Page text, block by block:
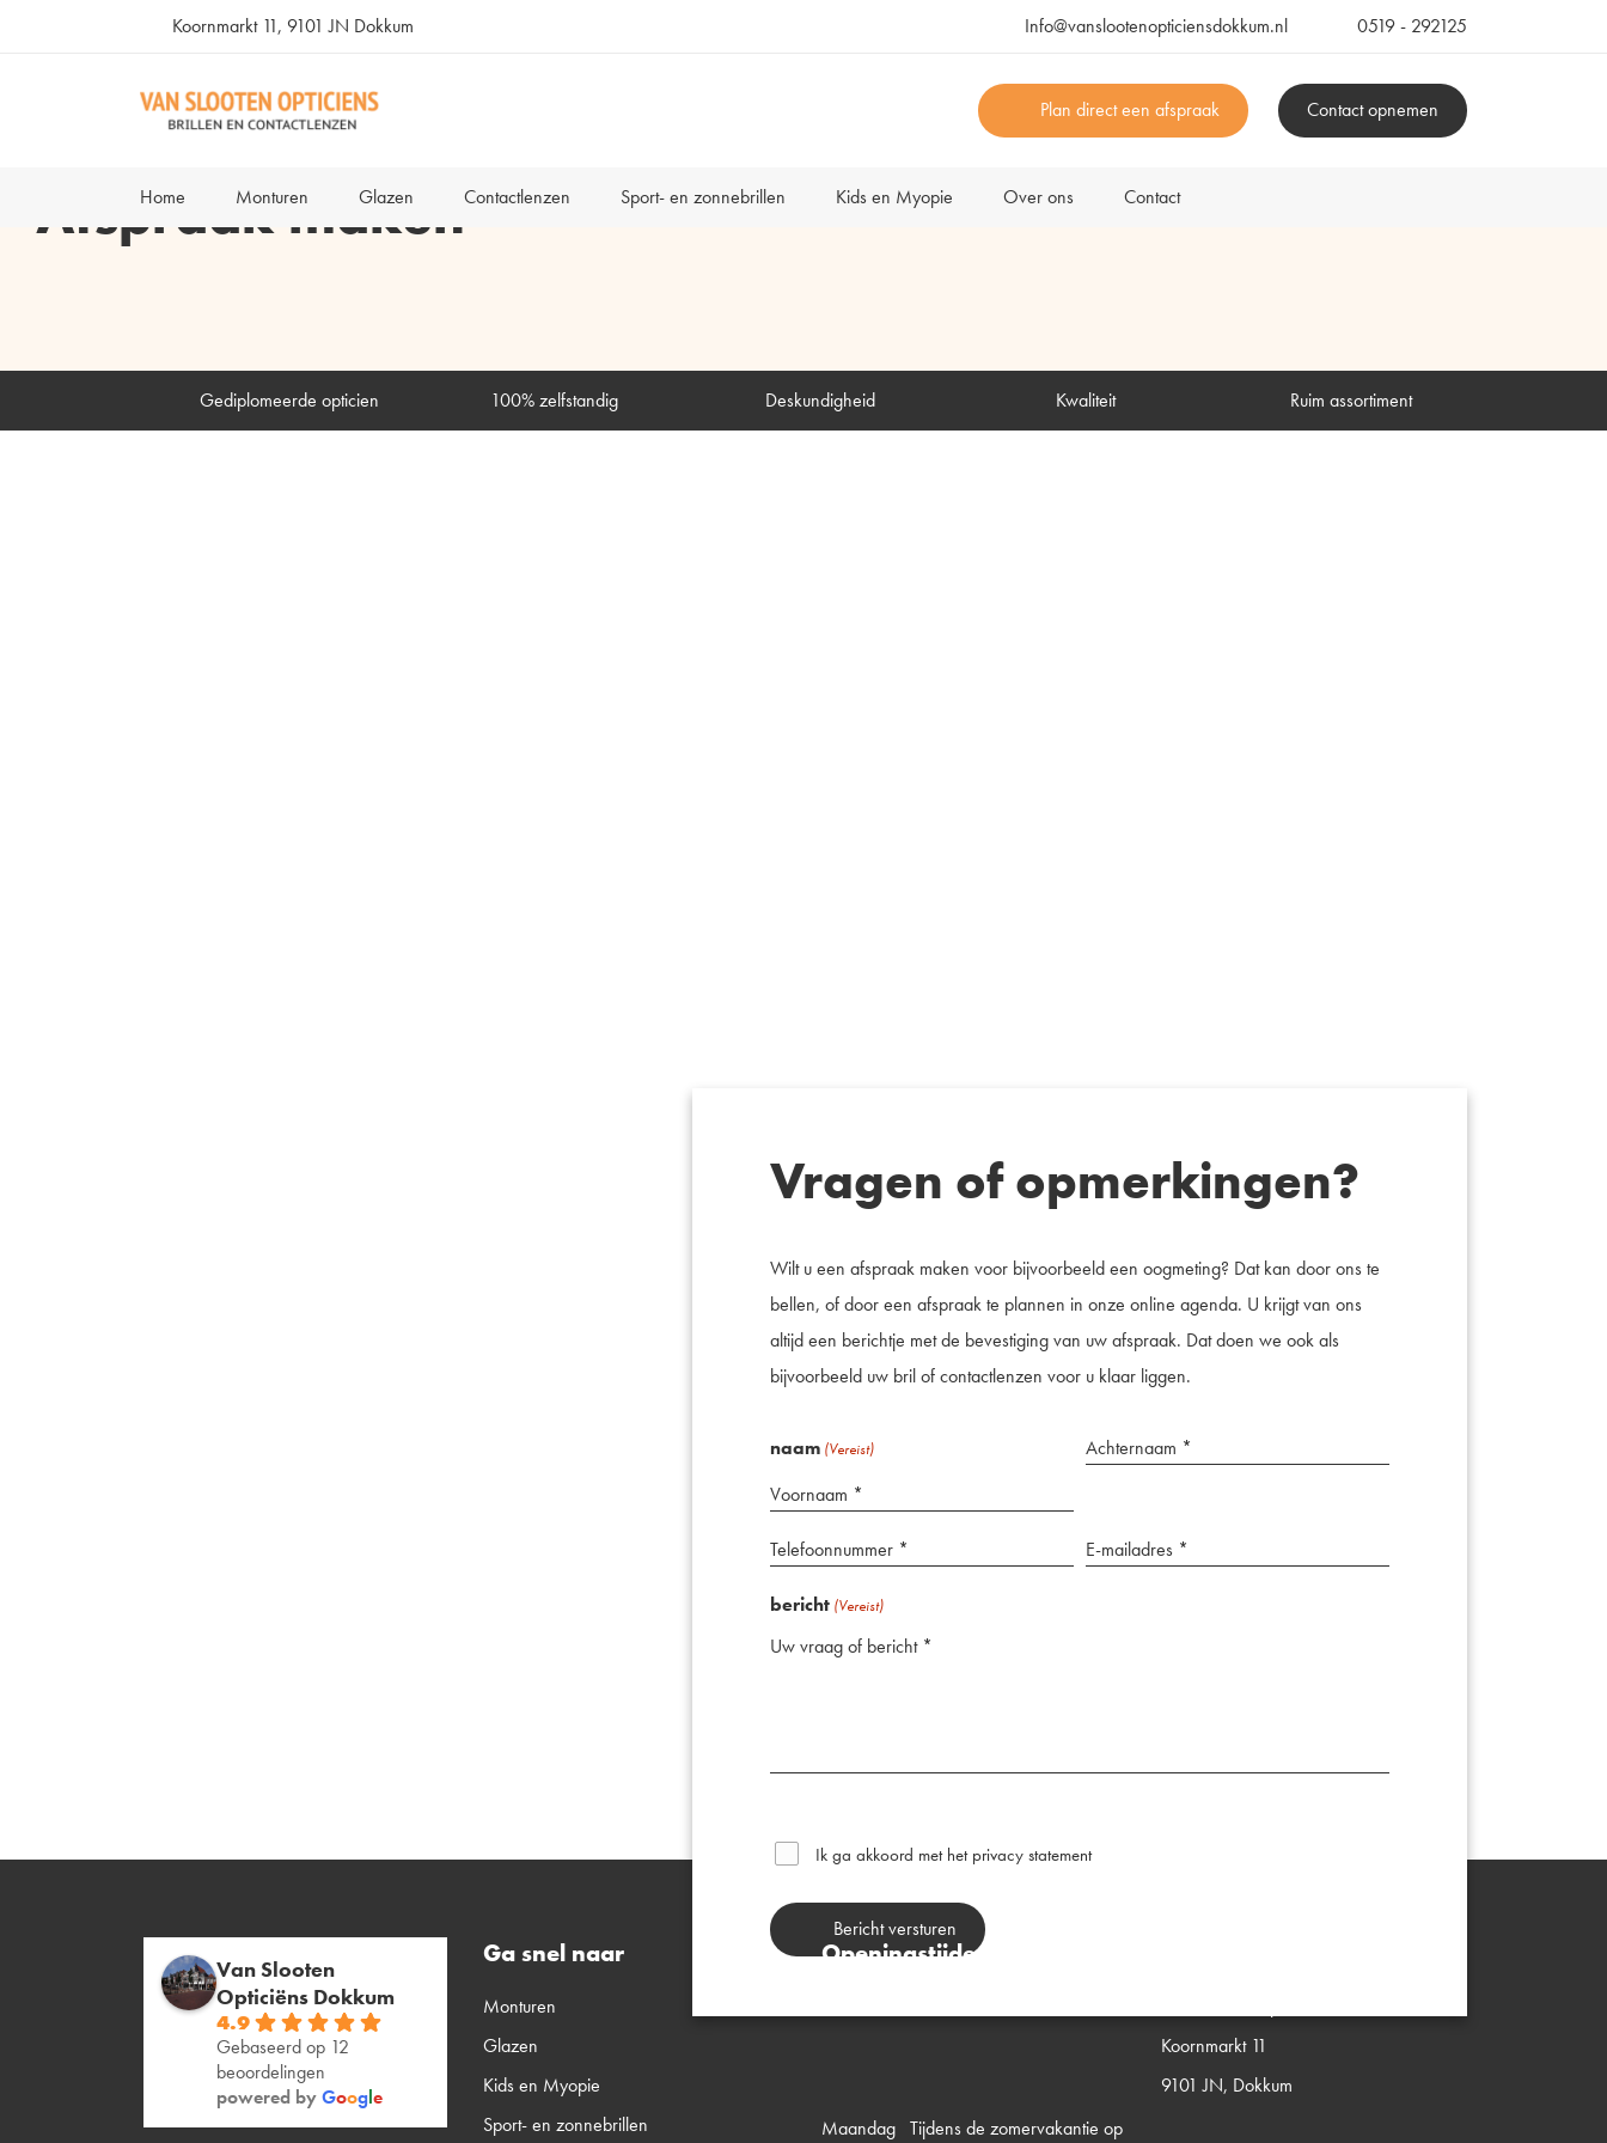
Koornmarkt 11, 9101 JN Dokkum Info@vanslootenopticiensdokkum.nl 0519 - 292125
Plan direct een afspraak Contact opnemen
Home Monturen Glazen Contactlenzen Sport- en zonnebrillen Kids en Myopie Over ons Contact
Afspraak maken
Gediplomeerde opticien 100% zelfstandig Deskundigheid Kwaliteit Ruim assortiment
Vragen of opmerkingen?
Wilt u een afspraak maken voor bijvoorbeeld een oogmeting? Dat kan door ons te
bellen, of door een afspraak te plannen in onze online agenda. U krijgt van ons
altijd een berichtje met de bevestiging van uw afspraak. Dat doen we ook als
bijvoorbeeld uw bril of contactlenzen voor u klaar liggen.
naam (Vereist)
Achternaam
Telefoonnummer
email
bericht (Vereist)
(Vereist)Ik ga akkoord met het privacy statement
Van Slooten
Opticiëns Dokkum
4.9
Gebaseerd op 12
beoordelingen
powered byGoogle
Ga snel naar
Monturen
Glazen
Kids en Myopie
Sport- en zonnebrillen
Openingstijden
Maandag Tijdens de zomervakantie op
Koornmarkt 11
9101 JN, Dokkum